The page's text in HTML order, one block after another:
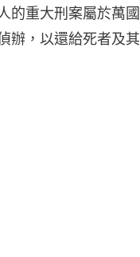
的重大刑案屬於萬國
辦，以還給死者及其